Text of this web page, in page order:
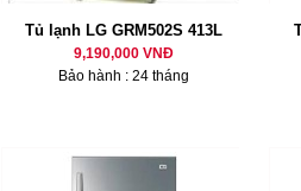
Tủ lạnh LG GRM502S 413L
9,190,000 VNĐ
Bảo hành : 24 tháng